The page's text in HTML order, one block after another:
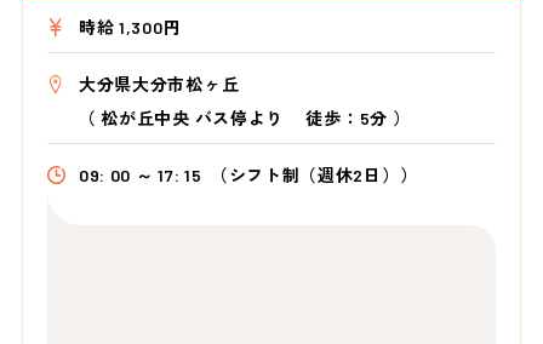
時給 1,300円
大分県大分市松ヶ丘
（松が丘中央 バス停より徒歩：5分 ）
09: 00 ～ 17: 15 （シフト制（週休2日））